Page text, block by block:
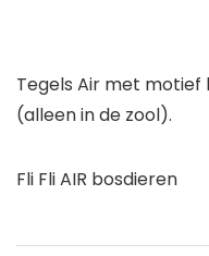
Tegels Air met motief
(alleen in de zool).
Fli Fli AIR bosdieren